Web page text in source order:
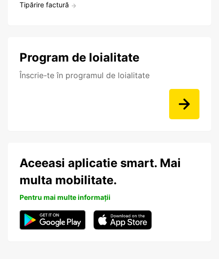
Tipărire factură
Program de loialitate
Înscrie-te în programul de loialitate
Aceeasi aplicatie smart. Mai
multa mobilitate.
Pentru mai multe informații